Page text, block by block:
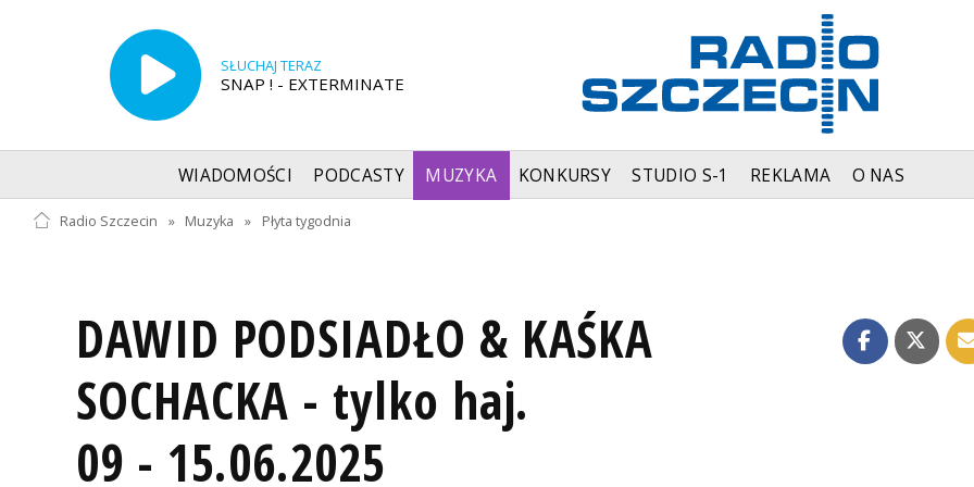
SŁUCHAJ TERAZ
SNAP ! - EXTERMINATE
WIADOMOŚCI PODCASTY MUZYKA KONKURSY STUDIO S-1 REKLAMA O NAS
Radio Szczecin » Muzyka » Płyta tygodnia
DAWID PODSIADŁO & KAŚKA
SOCHACKA - tylko haj.
09 - 15.06.2025